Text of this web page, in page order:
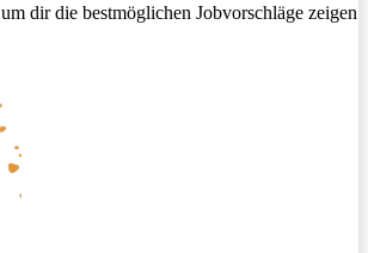
dir die bestmöglichen Jobvorschläge zeigen